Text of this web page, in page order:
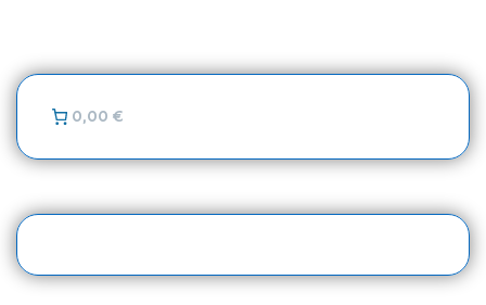
0,00 €